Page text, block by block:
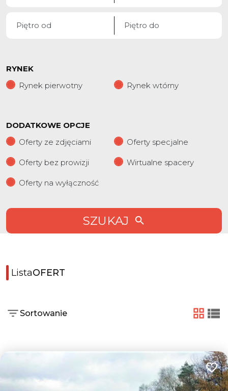
RYNEK
Rynek pierwotny
Rynek wtórny
DODATKOWE OPCJE
Oferty ze zdjęciami
Oferty specjalne
Oferty bez prowizji Wirtualne spacery
Oferty na wyłączność
SZUKAJ
ListaOFERT
Sortowanie
tabela